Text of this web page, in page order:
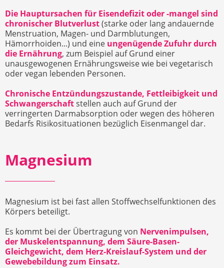
Die Hauptursachen für Eisendefizit oder -mangel sind
chronischer Blutverlust(starke oder lang andauernde
Menstruation, Magen- und Darmblutungen,
Hämorrhoiden...) und eine ungenügende Zufuhr durch
die Ernährung, zum Beispiel auf Grund einer
unausgewogenen Ernährungsweise wie bei vegetarisch
oder vegan lebenden Personen.
Chronische Entzündungszustande, Fettleibigkeit und
Schwangerschaftstellen auch auf Grund der
verringerten Darmabsorption oder wegen des höheren
Bedarfs Risikosituationen bezüglich Eisenmangel dar.
Magnesium
Magnesium ist bei fast allen Stoffwechselfunktionen des
Körpers beteiligt.
Es kommt bei der Übertragung von Nervenimpulsen,
der Muskelentspannung, dem Säure-Basen-
Gleichgewicht, dem Herz-Kreislauf-System und der
Gewebebildung zum Einsatz.